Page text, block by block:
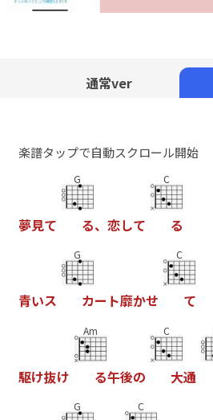
通常ver
楽譜タップで自動スクロール開始
夢見て
G
る、 恋して
C
る
青いス
G
カー ト靡かせ
C
て
駆け抜け
Am
る午後の
C
大通
G C